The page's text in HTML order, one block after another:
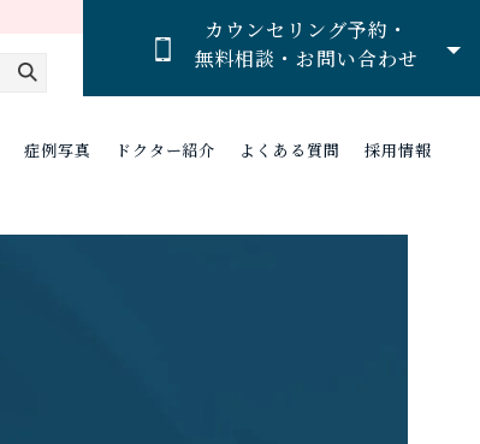
カウンセリング予約・
無料相談・お問い合わせ
症例写真 ドクター紹介 よくある質問 採用情報